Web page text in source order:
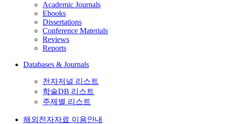
Academic Journals
Ebooks
Dissertations
Conference Materials
Reviews
Reports
Databases & Journals
전자저널 리스트
학술DB 리스트
주제별 리스트
해외전자자료 이용안내